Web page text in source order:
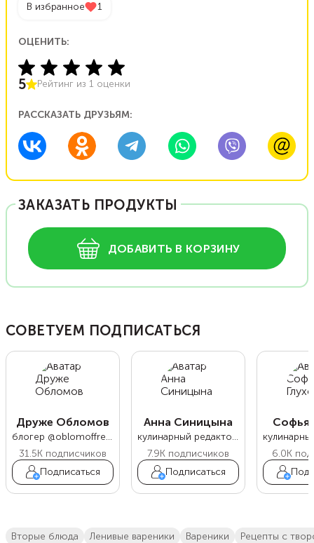
В избранное 1
ОЦЕНИТЬ:
5 Рейтинг из 1 оценки
РАССКАЗАТЬ ДРУЗЬЯМ:
ЗАКАЗАТЬ ПРОДУКТЫ
ДОБАВИТЬ В КОРЗИНУ
СОВЕТУЕМ ПОДПИСАТЬСЯ
Друже Обломов
блогер @oblomoffrecipe
31.5K подписчиков
Подписаться
Анна Синицына
кулинарный редактор Food.ru
7.9K подписчиков
Подписаться
Софья
6.0K
вторые блюда Ленивые вареники вареники Рецепты с